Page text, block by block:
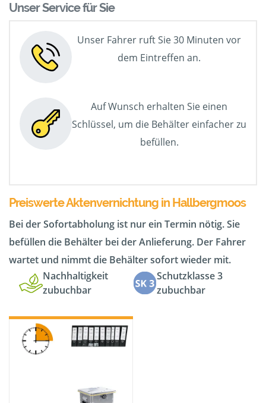
Unser Service für Sie
Unser Fahrer ruft Sie 30 Minuten vor
dem Eintreffen an.
Auf Wunsch erhalten Sie einen
Schlüssel, um die Behälter einfacher zu
befüllen.
Preiswerte Aktenvernichtung in Hallbergmoos
Bei der Sofortabholung ist nur ein Termin nötig. Sie
befüllen die Behälter bei der Anlieferung. Der Fahrer
wartet und nimmt die Behälter sofort wieder mit.
Nachhaltigkeit
zubuchbar
Schutzklasse 3
zubuchbar